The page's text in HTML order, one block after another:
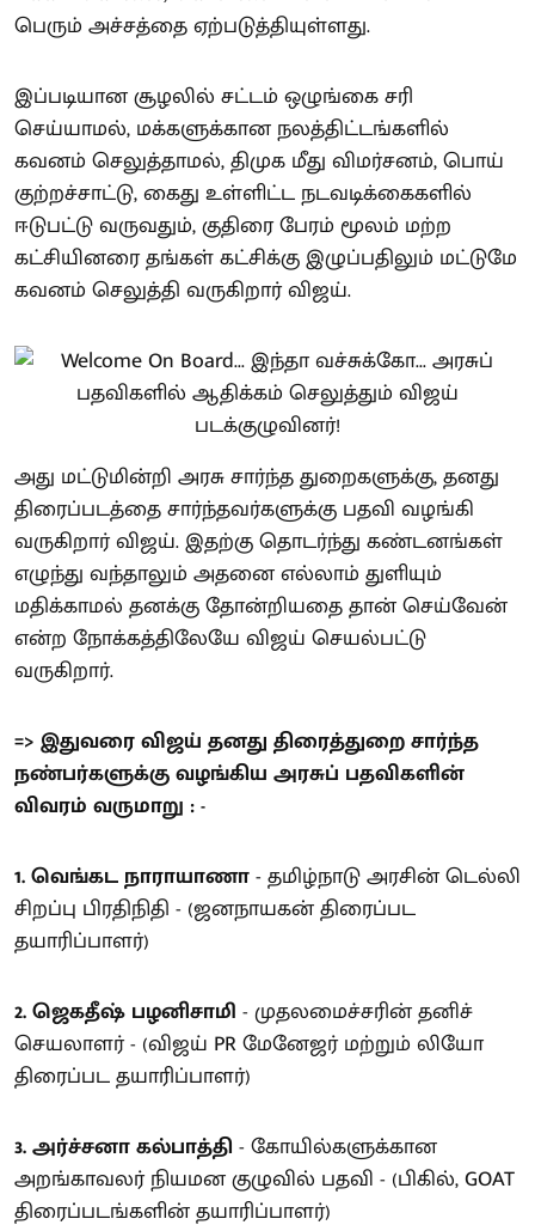
பெரும் அச்சத்தை ஏற்படுத்தியுள்ளது.
இப்படியான சூழலில் சட்டம் ஒழுங்கை சரி
செய்யாமல், மக்களுக்கான நலத்திட்டங்களில்
கவனம் செலுத்தாமல், திமுக மீது விமர்சனம், பொய்
குற்றச்சாட்டு, கைது உள்ளிட்ட நடவடிக்கைகளில்
ஈடுபட்டு வருவதும், குதிரை பேரம் மூலம் மற்ற
கட்சியினரை தங்கள் கட்சிக்கு இழுப்பதிலும் மட்டுமே
கவனம் செலுத்தி வருகிறார் விஜய்.
அது மட்டுமின்றி அரசு சார்ந்த துறைகளுக்கு, தனது
திரைப்படத்தை சார்ந்தவர்களுக்கு பதவி வழங்கி
வருகிறார் விஜய். இதற்கு தொடர்ந்து கண்டனங்கள்
எழுந்து வந்தாலும் அதனை எல்லாம் துளியும்
மதிக்காமல் தனக்கு தோன்றியதை தான் செய்வேன்
என்ற நோக்கத்திலேயே விஜய் செயல்பட்டு
வருகிறார்.
=> இதுவரை விஜய் தனது திரைத்துறை சார்ந்த
நண்பர்களுக்கு வழங்கிய அரசுப் பதவிகளின்
விவரம் வருமாறு : -
1. வெங்கட நாராயாணா- தமிழ்நாடு அரசின் டெல்லி
சிறப்பு பிரதிநிதி - (ஜனநாயகன் திரைப்பட
தயாரிப்பாளர்)
2. ஜெகதீஷ் பழனிசாமி - முதலமைச்சரின் தனிச்
செயலாளர் - (விஜய் PR மேனேஜர் மற்றும் லியோ
திரைப்பட தயாரிப்பாளர்)
3. அர்ச்சனா கல்பாத்தி - கோயில்களுக்கான
அறங்காவலர் நியமன குழுவில் பதவி - (பிகில், GOAT
திரைப்படங்களின் தயாரிப்பாளர்)